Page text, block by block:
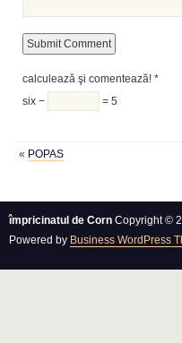
calculează şi comentează! *
six −
= 5
« POPAS
împricinatul de Corn Copyright ©
Powered by Business WordPress